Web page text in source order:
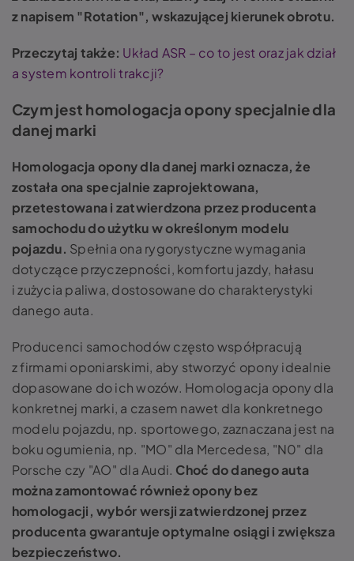
z napisem "Rotation", wskazującej kierunek obrotu.
Przeczytaj także: Układ ASR – co to jest oraz jak dział
a system kontroli trakcji?
Czym jest homologacja opony specjalnie dla
danej marki
Homologacja opony dla danej marki oznacza, że
została ona specjalnie zaprojektowana,
przetestowana i zatwierdzona przez producenta
samochodu do użytku w określonym modelu
pojazdu. Spełnia ona rygorystyczne wymagania
dotyczące przyczepności, komfortu jazdy, hałasu
i zużycia paliwa, dostosowane do charakterystyki
danego auta.
Producenci samochodów często współpracują
z firmami oponiarskimi, aby stworzyć opony idealnie
dopasowane do ich wozów. Homologacja opony dla
konkretnej marki, a czasem nawet dla konkretnego
modelu pojazdu, np. sportowego, zaznaczana jest na
boku ogumienia, np. "MO" dla Mercedesa, "N0" dla
Porsche czy "AO" dla Audi. Choć do danego auta
można zamontować również opony bez
homologacji, wybór wersji zatwierdzonej przez
producenta gwarantuje optymalne osiągi i zwiększa
bezpieczeństwo.